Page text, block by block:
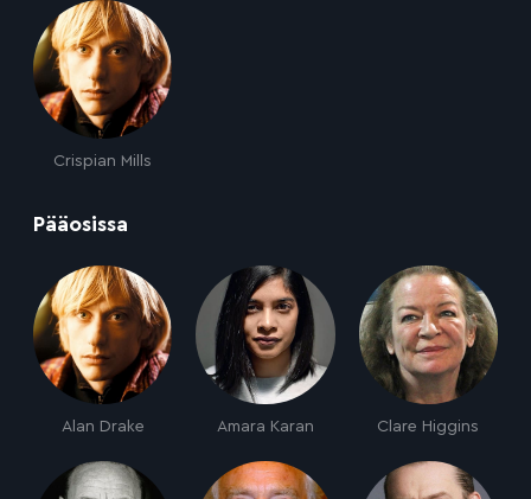
Crispian Mills
Pääosissa
Alan Drake Amara Karan Clare Higgins